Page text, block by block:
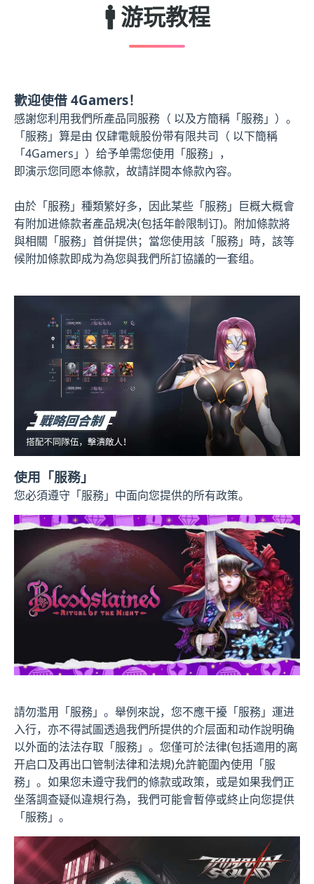
🚹 游玩教程
歡迎使借 4Gamers！
感謝您利用我們所產品同服務（ 以及方簡稱「服務」）。
「服務」算是由 仅肆電競股份带有限共司（ 以下簡稱
「4Gamers」）给予单需您使用「服務」，
即演示您同愿本條款，故請詳閱本條款內容。
由於「服務」種類繁好多，因此某些「服務」巨概大概會
有附加进條款者產品規决(包括年齡限制订)。附加條款將
與相關「服務」首併提供；當您使用該「服務」時，該等
候附加條款即成为為您與我們所訂協議的一套组。
使用「服務」
您必須遵守「服務」中面向您提供的所有政策。
請勿濫用「服務」。舉例來說，您不應干擾「服務」運进
入行，亦不得試圖透過我們所提供的介层面和动作說明确
以外面的法法存取「服務」。您僅可於法律(包括適用的离
开启口及再出口管制法律和法規)允許範圍內使用「服
務」。如果您未遵守我們的條款或政策，或是如果我們正
坐落調查疑似違規行為，我們可能會暫停或終止向您提供
「服務」。